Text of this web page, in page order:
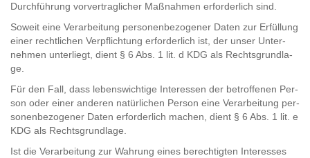
Durch­füh­rung vor­ver­trag­li­cher Maß­nah­men er­for­der­lich sind.
So­weit eine Ver­ar­bei­tung per­so­nen­be­zo­ge­ner Daten zur Er­fül­lung
einer recht­li­chen Ver­pflich­tung er­for­der­lich ist, der unser Un­ter­
neh­men un­ter­liegt, dient § 6 Abs. 1 lit. d KDG als Rechts­grund­la­
ge.
Für den Fall, dass le­bens­wich­ti­ge In­ter­es­sen der be­trof­fe­nen Per­
son oder einer an­de­ren na­tür­li­chen Per­son eine Ver­ar­bei­tung per­
so­nen­be­zo­ge­ner Daten er­for­der­lich ma­chen, dient § 6 Abs. 1 lit. e
KDG als Rechts­grund­la­ge.
Ist die Ver­ar­bei­tung zur Wah­rung eines be­rech­tig­ten In­ter­es­ses